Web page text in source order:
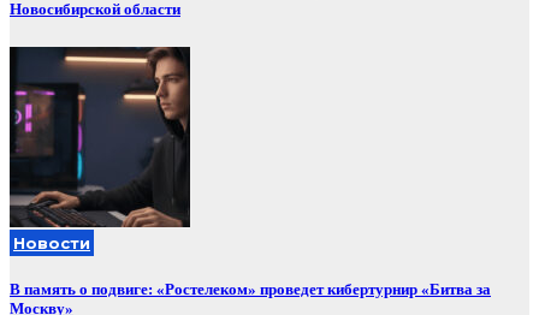
Новосибирской области
Новости
В память о подвиге: «Ростелеком» проведет кибертурнир «Битва за
Москву»